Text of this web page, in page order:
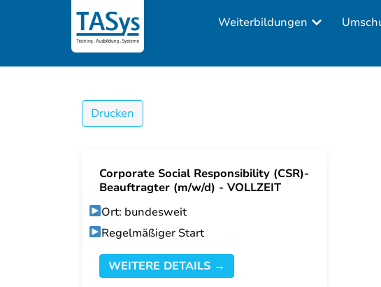
Weiterbildungen
Drucken
Corporate Social Responsibility (CSR)-
Beauftragter (m/w/d) - VOLLZEIT
Ort: bundesweit
Regelmäßiger Start
WEITERE DETAILS →